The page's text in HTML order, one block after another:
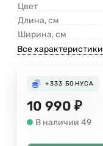
Цвет
Длина, см
Ширина, см
Все характеристики
+333 БОНУСА
10 990 ₽
В наличии 49